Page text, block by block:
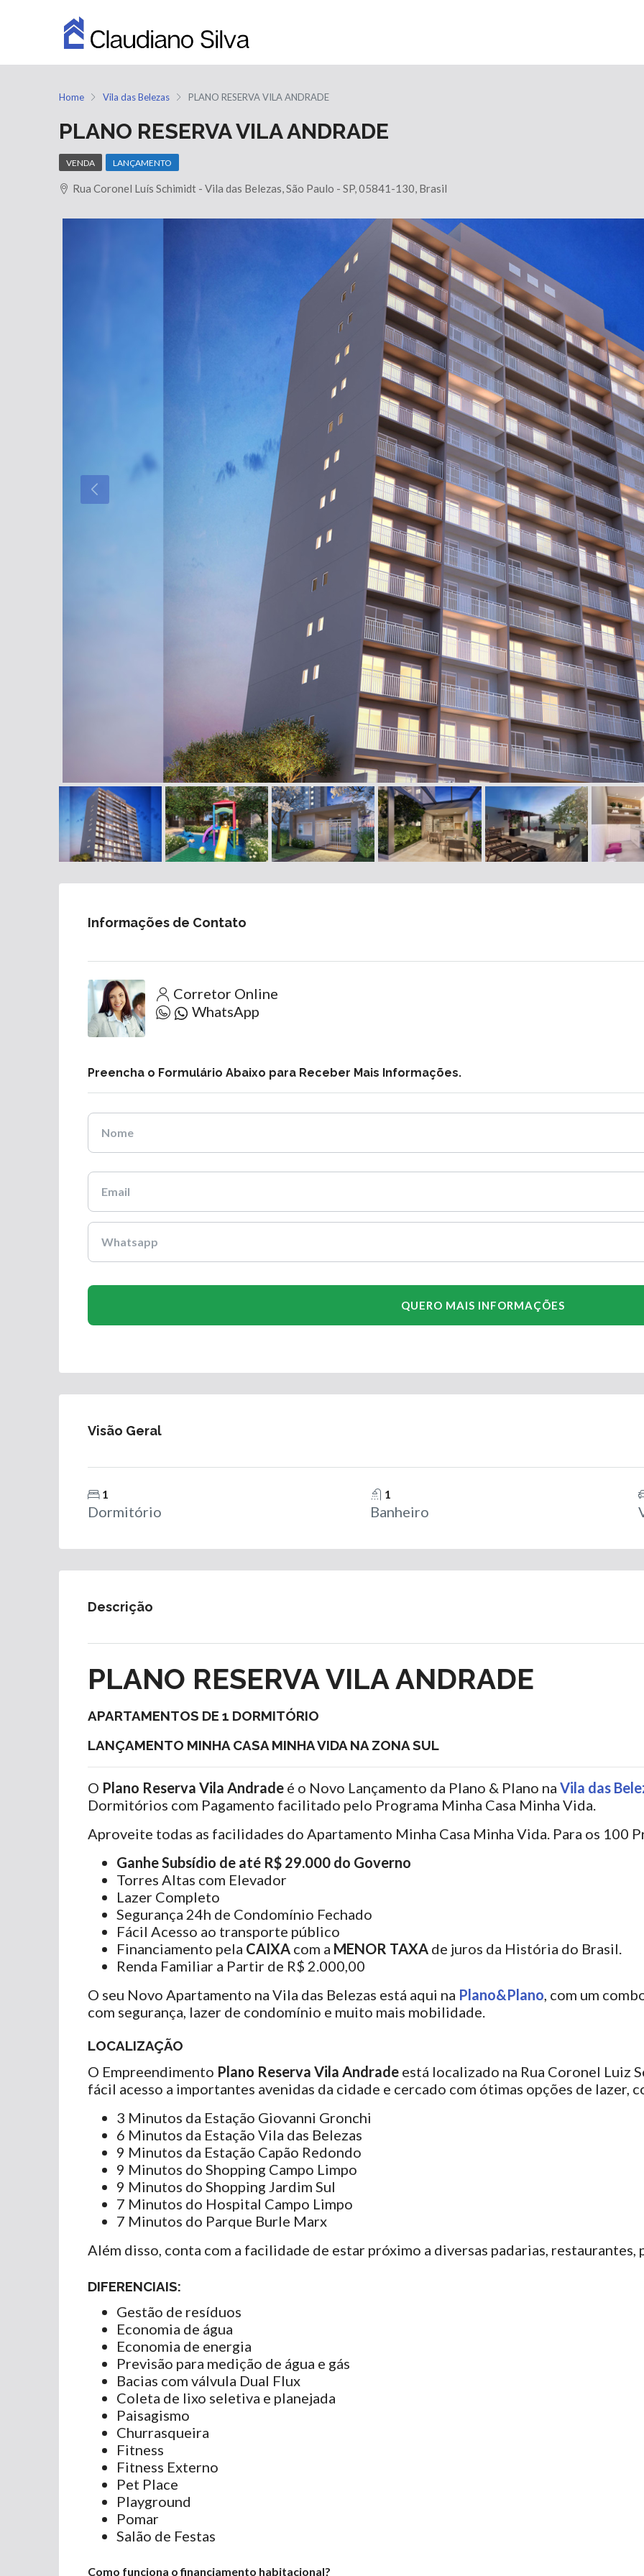
Home Vila das Belezas PLANO RESERVA VILA ANDRADE
PLANO RESERVA VILA ANDRADE
VENDA LANÇAMENTO
Rua Coronel Luís Schimidt - Vila das Belezas, São Paulo - SP, 05841-130, Brasil
Informações de Contato
Corretor Online
WhatsApp
Preencha o Formulário Abaixo para Receber Mais Informações.
Visão Geral
1
Dormitório
1
Banheiro
Descrição
PLANO RESERVA VILA ANDRADE
APARTAMENTOS DE 1 DORMITÓRIO
LANÇAMENTO MINHA CASA MINHA VIDA NA ZONA SUL
O Plano Reserva Vila Andrade é o Novo Lançamento da Plano & Plano na Vila das
Dormitórios com Pagamento facilitado pelo Programa Minha Casa Minha Vida.
Aproveite todas as facilidades do Apartamento Minha Casa Minha Vida. Para os 100
Ganhe Subsídio de até R$ 29.000 do Governo
Torres Altas com Elevador
Lazer Completo
Segurança 24h de Condomínio Fechado
Fácil Acesso ao transporte público
Financiamento pela CAIXA com a MENOR TAXA de juros da História do Brasil.
Renda Familiar a Partir de R$ 2.000,00
O seu Novo Apartamento na Vila das Belezas está aqui na Plano&Plano, com um
com segurança, lazer de condomínio e muito mais mobilidade.
LOCALIZAÇÃO
O Empreendimento Plano Reserva Vila Andrade está localizado na Rua Coronel Luiz
fácil acesso a importantes avenidas da cidade e cercado com ótimas opções de lazer,
3 Minutos da Estação Giovanni Gronchi
6 Minutos da Estação Vila das Belezas
9 Minutos da Estação Capão Redondo
9 Minutos do Shopping Campo Limpo
9 Minutos do Shopping Jardim Sul
7 Minutos do Hospital Campo Limpo
7 Minutos do Parque Burle Marx
Além disso, conta com a facilidade de estar próximo a diversas padarias, restaurantes,
DIFERENCIAIS:
Gestão de resíduos
Economia de água
Economia de energia
Previsão para medição de água e gás
Bacias com válvula Dual Flux
Coleta de lixo seletiva e planejada
Paisagismo
Churrasqueira
Fitness
Fitness Externo
Pet Place
Playground
Pomar
Salão de Festas
Como funciona o financiamento habitacional?